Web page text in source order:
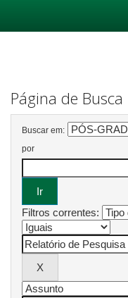
Página de Busca
Buscar em:
por
Filtros correntes: